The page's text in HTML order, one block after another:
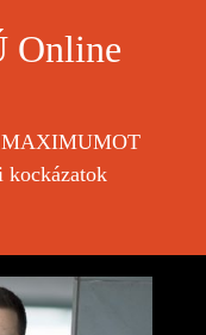
Online
MAXIMUMOT
kockázatok